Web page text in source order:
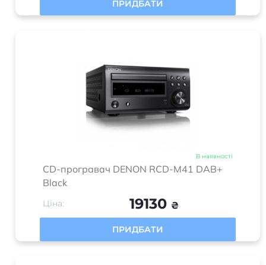
ПРИДБАТИ
В наявності
CD-програвач DENON RCD-M41 DAB+
Black
Ціна: 19130 ₴
ПРИДБАТИ